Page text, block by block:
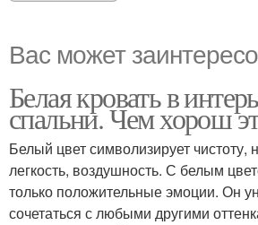
Вас может
Белая кровать в
спальни. Чем хорош
Белый цвет символизирует чистоту,
легкость, воздушность. С белым
только положительные эмоции. Он
сочетаться с любыми другими